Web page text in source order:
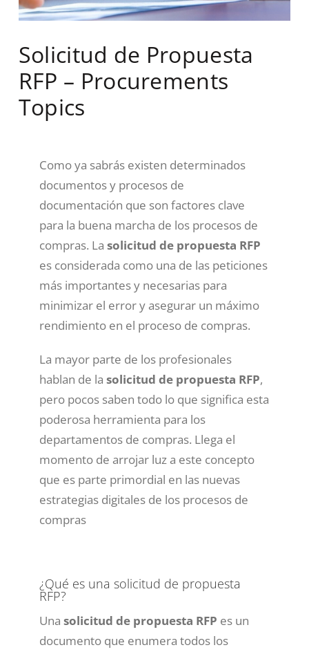
Solicitud de Propuesta
RFP – Procurements
Topics
Como ya sabrás existen determinados
documentos y procesos de
documentación que son factores clave
para la buena marcha de los procesos de
compras. La solicitud de propuesta RFP
es considerada como una de las peticiones
más importantes y necesarias para
minimizar el error y asegurar un máximo
rendimiento en el proceso de compras.
La mayor parte de los profesionales
hablan de la solicitud de propuesta RFP,
pero pocos saben todo lo que significa esta
poderosa herramienta para los
departamentos de compras. Llega el
momento de arrojar luz a este concepto
que es parte primordial en las nuevas
estrategias digitales de los procesos de
compras
¿Qué es una solicitud de propuesta
RFP?
Una solicitud de propuesta RFP es un
documento que enumera todos los